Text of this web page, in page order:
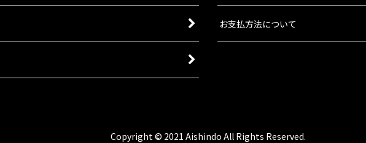
お支払方法について
Copyright © 2021 Aishindo All Rights Reserved.